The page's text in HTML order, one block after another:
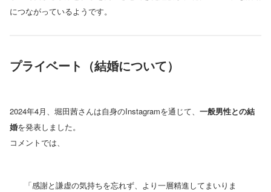
につながっているようです。
プライベート（結婚について）
2024年4月、堀田茜さんは自身のInstagramを通じて、 一般男性との結
婚を発表しました。
コメントでは、
「感謝と謙虚の気持ちを忘れず、より一層精進してまいりま